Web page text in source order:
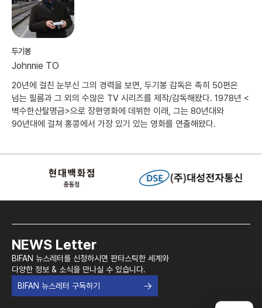
두기봉
Johnnie TO
20년에 걸친 눈부신 그의 경력을 보면, 두기봉 감독은 족히 50편은
넘는 필름과 그 외의 수많은 TV 시리즈를 제작/감독해왔다. 1978년 <
벽수한산탈명금>으로 장편영화에 데뷔한 이래, 그는 80년대와
90년대에 걸쳐 홍콩에서 가장 있기 있는 영화를 연출해왔다.
NEWS Letter
BIFAN 뉴스레터를 신청하시면 판타스틱한 세계와
다양한 정보 & 소식을 만나실 수 있습니다.
BIFAN 뉴스레터 구독하기